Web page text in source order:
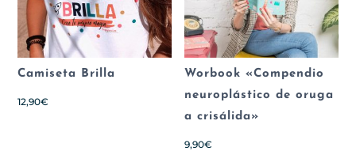
Camiseta Brilla
12,90€
Worbook «Compendio
neuroplástico de oruga
a crisálida»
9,90€